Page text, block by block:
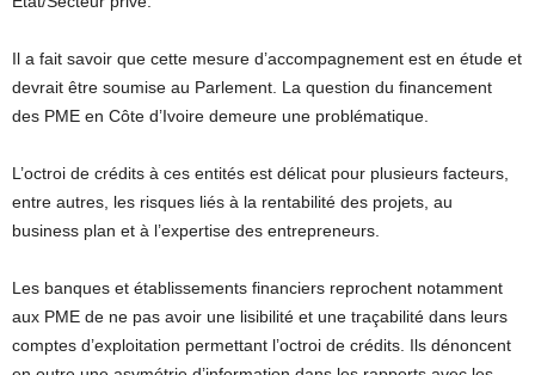
Il a fait savoir que cette mesure d’accompagnement est en étude et
devrait être soumise au Parlement. La question du financement
des PME en Côte d’Ivoire demeure une problématique.
L’octroi de crédits à ces entités est délicat pour plusieurs facteurs,
entre autres, les risques liés à la rentabilité des projets, au
business plan et à l’expertise des entrepreneurs.
Les banques et établissements financiers reprochent notamment
aux PME de ne pas avoir une lisibilité et une traçabilité dans leurs
comptes d’exploitation permettant l’octroi de crédits. Ils dénoncent